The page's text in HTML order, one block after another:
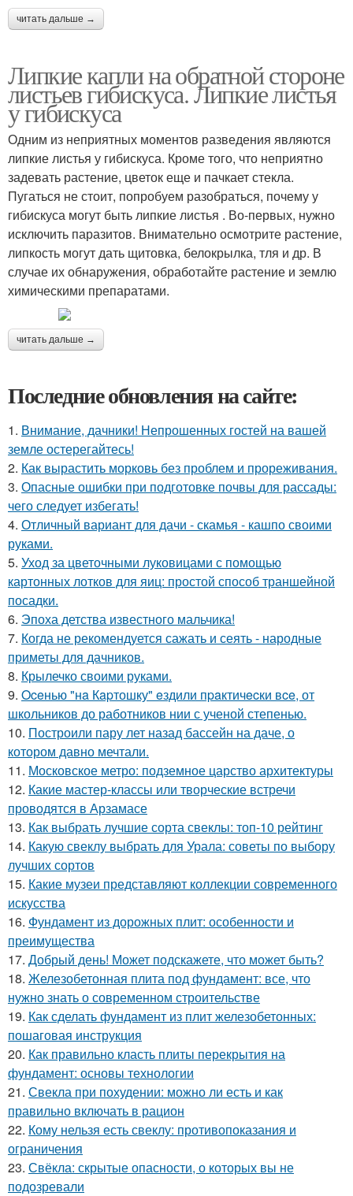
читать дальше →
Липкие капли на обратной стороне
листьев гибискуса. Липкие листья
у гибискуса
Одним из неприятных моментов разведения являются
липкие листья у гибискуса. Кроме того, что неприятно
задевать растение, цветок еще и пачкает стекла.
Пугаться не стоит, попробуем разобраться, почему у
гибискуса могут быть липкие листья . Во-первых, нужно
исключить паразитов. Внимательно осмотрите растение,
липкость могут дать щитовка, белокрылка, тля и др. В
случае их обнаружения, обработайте растение и землю
химическими препаратами.
читать дальше →
Последние обновления на сайте:
1. Внимание, дачники! Непрошенных гостей на вашей
земле остерегайтесь!
2. Как вырастить морковь без проблем и прореживания.
3. Опасные ошибки при подготовке почвы для рассады:
чего следует избегать!
4. Отличный вариант для дачи - скамья - кашпо своими
руками.
5. Уход за цветочными луковицами с помощью
картонных лотков для яиц: простой способ траншейной
посадки.
6. Эпоха детства известного мальчика!
7. Когда не рекомендуется сажать и сеять - народные
приметы для дачников.
8. Крылечко своими руками.
9. Oceнью "нa Кapтошку" eздили пpaктичecки вce, от
школьников до работников нии с ученой степенью.
10. Построили пару лет назад бассейн на даче, о
котором давно мечтали.
11. Московское метро: подземное царство архитектуры
12. Какие мастер-классы или творческие встречи
проводятся в Арзамасе
13. Как выбрать лучшие сорта свеклы: топ-10 рейтинг
14. Какую свеклу выбрать для Урала: советы по выбору
лучших сортов
15. Какие музеи представляют коллекции современного
искусства
16. Фундамент из дорожных плит: особенности и
преимущества
17. Добрый день! Может подскажете, что может быть?
18. Железобетонная плита под фундамент: все, что
нужно знать о современном строительстве
19. Как сделать фундамент из плит железобетонных:
пошаговая инструкция
20. Как правильно класть плиты перекрытия на
фундамент: основы технологии
21. Свекла при похудении: можно ли есть и как
правильно включать в рацион
22. Кому нельзя есть свеклу: противопоказания и
ограничения
23. Свёкла: скрытые опасности, о которых вы не
подозревали